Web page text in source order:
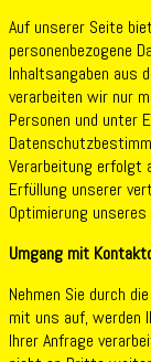
Auf unserer Seite
personenbezogene
Inhaltsangaben aus
verarbeiten wir nur
Personen und unter
Verarbeitung erfolgt
Erfüllung unserer
Optimierung unseres
Umgang mit
Nehmen Sie durch
mit uns auf, werden
Ihrer Anfrage